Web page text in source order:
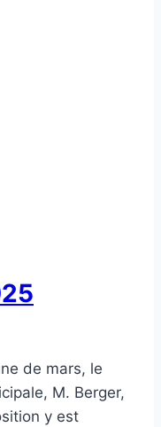
de mars, le
M. Berger,
y est